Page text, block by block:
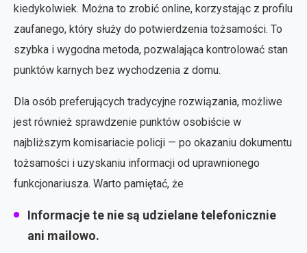
kiedykolwiek. Można to zrobić online, korzystając z profilu
zaufanego, który służy do potwierdzenia tożsamości. To
szybka i wygodna metoda, pozwalająca kontrolować stan
punktów karnych bez wychodzenia z domu.
Dla osób preferujących tradycyjne rozwiązania, możliwe
jest również sprawdzenie punktów osobiście w
najbliższym komisariacie policji — po okazaniu dokumentu
tożsamości i uzyskaniu informacji od uprawnionego
funkcjonariusza. Warto pamiętać, że
Informacje te nie są udzielane telefonicznie
ani mailowo.